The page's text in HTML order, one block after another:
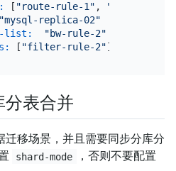
[ "route-rule-1" ,
"route-rule-
"mysql-replica-02"
list:
"bw-rule-2"
[ "filter-rule-2"
分表合并
移场景，并且需要同步分库分
shard-mode
，否则不要配置